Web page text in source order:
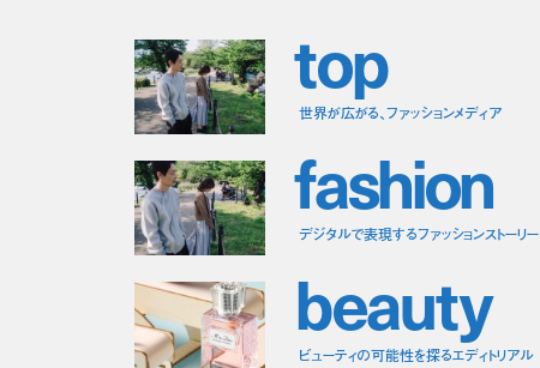
top
世界が広がる、ファッションメディア
fashion
デジタルで表現するファッションストーリー
beauty
ビューティの可能性を探るエディトリアル